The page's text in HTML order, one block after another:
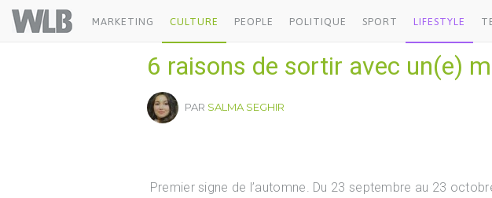
Welovebuzz
MARKETING CULTURE PEOPLE POLITIQUE SPORT LIFESTYLE
6 raisons de sortir avec un(e)
PAR SALMA SEGHIR
Premier signe de l’automne. Du 23 septembre au 23